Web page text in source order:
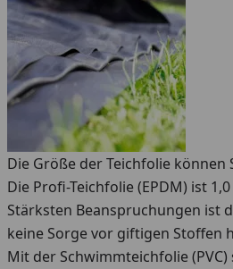
Die Größe der Teichfolie können
Die Profi-Teichfolie (EPDM) ist
Stärksten Beanspruchungen ist
keine Sorge vor giftigen Stoffen
Mit der Schwimmteichfolie